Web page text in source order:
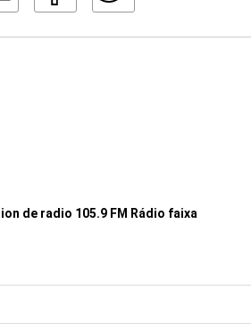
de radio 105.9 FM Rádio faixa